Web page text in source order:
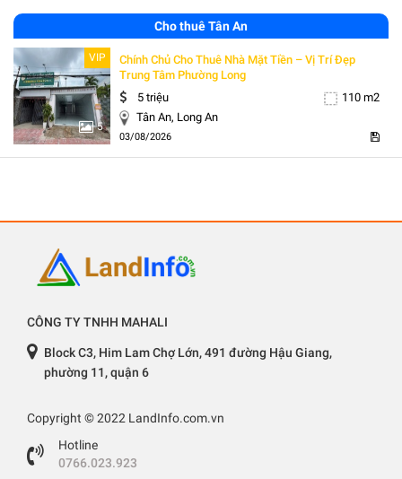
Cho thuê Tân An
5
VIP
Chính Chủ Cho Thuê Nhà Mặt Tiền – Vị Trí Đẹp
Trung Tâm Phường Long
5 triệu
110 m2
Tân An, Long An
03/08/2026
CÔNG TY TNHH MAHALI
Block C3, Him Lam Chợ Lớn, 491 đường Hậu Giang,
phường 11, quận 6
Copyright © 2022 LandInfo.com.vn
Hotline
0766.023.923